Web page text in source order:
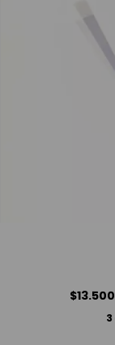
$13.500
3